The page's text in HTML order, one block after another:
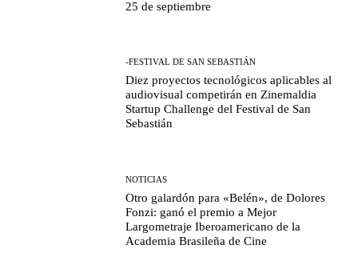
25 de septiembre
-FESTIVAL DE SAN SEBASTIÁN
Diez proyectos tecnológicos aplicables al
audiovisual competirán en Zinemaldia
Startup Challenge del Festival de San
Sebastián
NOTICIAS
Otro galardón para «Belén», de Dolores
Fonzi: ganó el premio a Mejor
Largometraje Iberoamericano de la
Academia Brasileña de Cine